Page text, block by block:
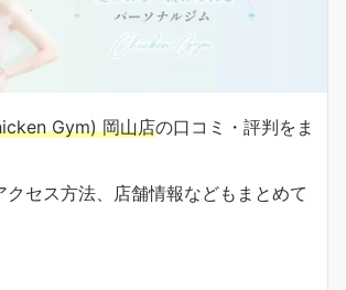
Gym) 岡山店の口コミ・評判をま
クセス方法、店舗情報などもまとめて